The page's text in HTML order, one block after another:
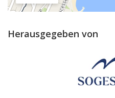
Herausgegeben von